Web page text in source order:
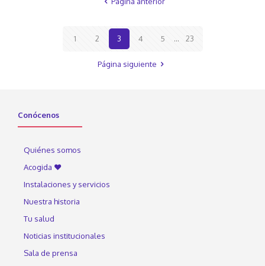
1 2 3 4 5 ... 23
Página siguiente
Conócenos
Quiénes somos
Acogida ♥
Instalaciones y servicios
Nuestra historia
Tu salud
Noticias institucionales
Sala de prensa